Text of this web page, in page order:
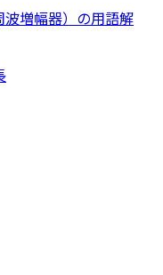
波増幅器）の用語解